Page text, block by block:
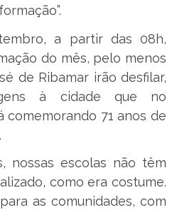
a partir das 08h,
do mês, pelo menos
de Ribamar irão desfilar,
à cidade que no
comemorando 71 anos de
nossas escolas não têm
como era costume.
as comunidades, com